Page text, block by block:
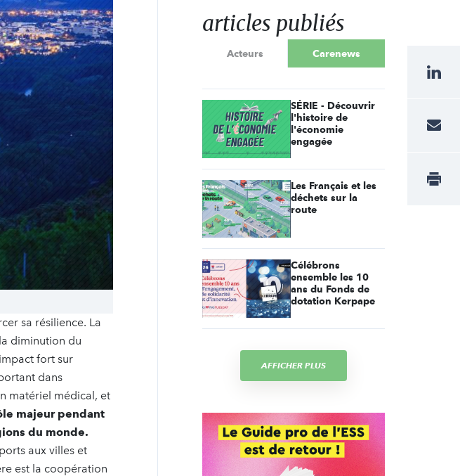
sa résilience. La
diminution du
fort sur
dans
matériel médical, et
majeur pendant
du monde.
aux villes et
est la coopération
articles publiés
Acteurs Carenews
SÉRIE - Découvrir
l'histoire de
l'économie
engagée
Les Français et les
déchets sur la
route
Célébrons
ensemble les 10
ans du Fonds de
dotation Kerpape
AFFICHER PLUS